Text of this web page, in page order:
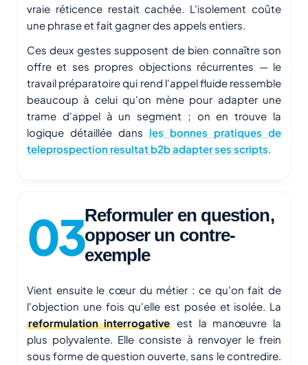
vraie réticence restait cachée. L'isolement coûte
une phrase et fait gagner des appels entiers.
Ces deux gestes supposent de bien connaître son
offre et ses propres objections récurrentes — le
travail préparatoire qui rend l'appel fluide ressemble
beaucoup à celui qu'on mène pour adapter une
trame d'appel à un segment ; on en trouve la
logique détaillée dans les bonnes pratiques de
teleprospection resultat b2b adapter ses scripts.
Reformuler en question,
opposer un contre-
exemple
Vient ensuite le cœur du métier : ce qu'on fait de
l'objection une fois qu'elle est posée et isolée. La
reformulation interrogativeest la manœuvre la
plus polyvalente. Elle consiste à renvoyer le frein
sous forme de question ouverte, sans le contredire.